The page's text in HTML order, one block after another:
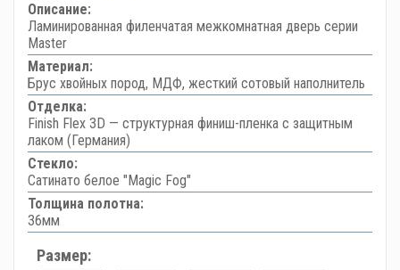
Описание:
Ламинированная филенчатая межкомнатная дверь серии
Master
Материал:
Брус хвойных пород, МДФ, жесткий сотовый наполнитель
Отделка:
Finish Flex 3D — структурная финиш-пленка с защитным
лаком (Германия)
Стекло:
Сатинато белое "Magic Fog"
Толщина полотна:
36мм
Размер: